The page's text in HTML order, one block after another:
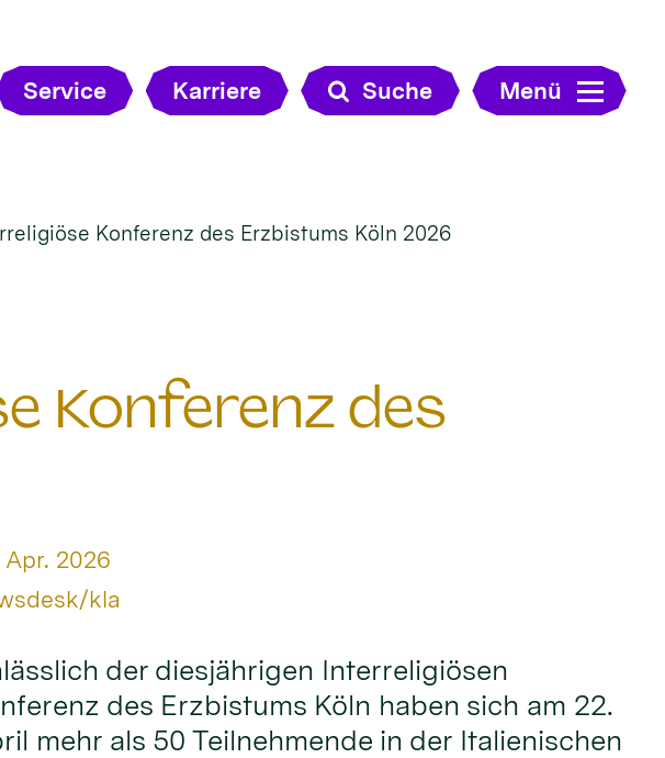
Service Karriere Suche Menü
Konferenz des Erzbistums Köln 2026
Konferenz des
Apr. 2026
kla
der diesjährigen Interreligiösen
des Erzbistums Köln haben sich am 22.
mehr als 50 Teilnehmende in der Italienischen